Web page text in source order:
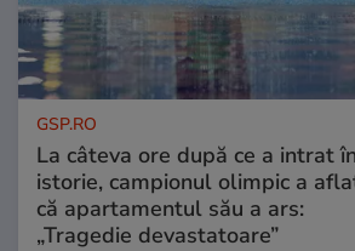
GSP.RO
La câteva ore după ce a intrat în
istorie, campionul olimpic a
că apartamentul său a ars:
„Tragedie devastatoare”